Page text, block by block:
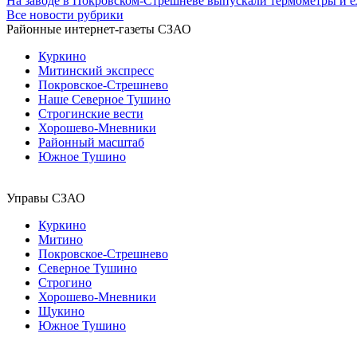
Все новости рубрики
Районные интернет-газеты СЗАО
Куркино
Митинский экспресс
Покровское-Стрешнево
Наше Северное Тушино
Строгинские вести
Хорошево-Мневники
Районный масштаб
Южное Тушино
Управы СЗАО
Куркино
Митино
Покровское-Стрешнево
Северное Тушино
Строгино
Хорошево-Мневники
Щукино
Южное Тушино